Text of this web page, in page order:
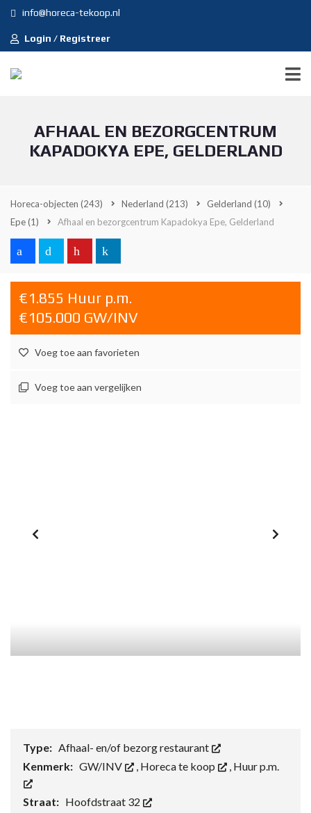
info@horeca-tekoop.nl
Login / Registreer
AFHAAL EN BEZORGCENTRUM
KAPADOKYA EPE, GELDERLAND
Horeca-objecten (243) Nederland (213) Gelderland (10)
Epe(1) Afhaal en bezorgcentrum Kapadokya Epe, Gelderland
€1.855 Huur p.m.
€105.000 GW/INV
Voeg toe aan favorieten
Voeg toe aan vergelijken
Type: Afhaal- en/of bezorg restaurant
Kenmerk: GW/INV , Horeca te koop , Huur p.m.
Straat: Hoofdstraat 32